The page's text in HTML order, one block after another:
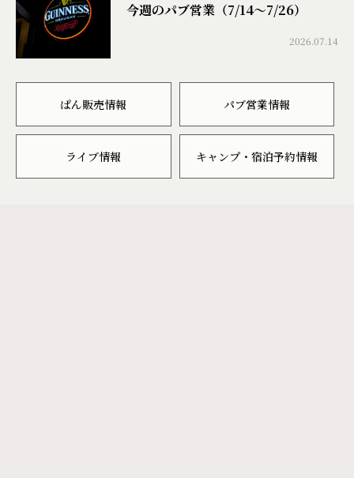
今週のパブ営業（7/14〜7/26）
2026.07.14
ぱん販売情報 パブ営業情報
ライブ情報 キャンプ・宿泊予約情報